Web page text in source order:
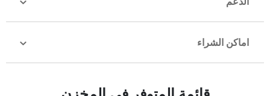
اماكن الشراء